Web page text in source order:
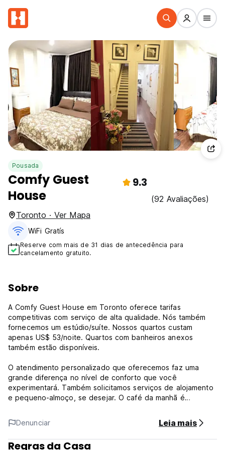
Pousada
Comfy Guest
House
9.3
(92 Avaliações)
Toronto · Ver Mapa
WiFi Gratís
Reserve com mais de 31 dias de antecedência para
cancelamento gratuito.
Sobre
A Comfy Guest House em Toronto oferece tarifas
competitivas com serviço de alta qualidade. Nós também
fornecemos um estúdio/suíte. Nossos quartos custam
apenas US$ 53/noite. Quartos com banheiros anexos
também estão disponíveis.
O atendimento personalizado que oferecemos faz uma
grande diferença no nível de conforto que você
experimentará. Também solicitamos serviços de alojamento
e pequeno-almoço, se desejar. O café da manhã é
Você deve ter certeza de que seu conforto é nossa
principal prioridade.
Desfrute de televisão a cabo em seus quartos privativos
Denunciar Leia mais
Regras da Casa